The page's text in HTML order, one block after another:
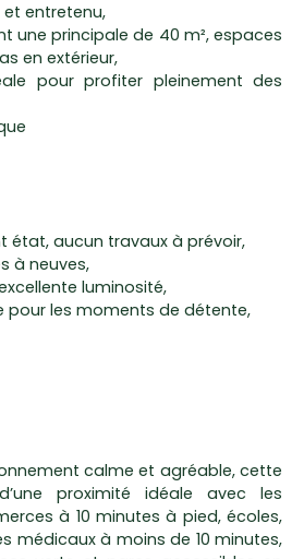
entretenu,
une principale de 40 m², espaces
en extérieur,
pour profiter pleinement des
état, aucun travaux à prévoir,
à neuves,
luminosité,
pour les moments de détente,
calme et agréable, cette
proximité idéale avec les
à 10 minutes à pied, écoles,
médicaux à moins de 10 minutes,